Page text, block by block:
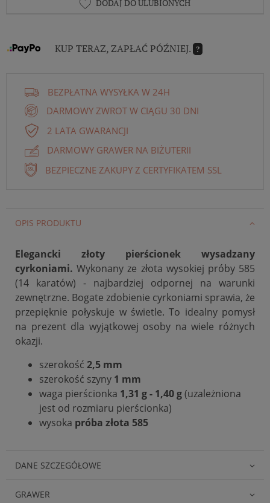
DODAJ DO ULUBIONYCH
KUP TERAZ, ZAPŁAĆ PÓŹNIEJ. ?
BEZPŁATNA WYSYŁKA W 24H
DARMOWY ZWROT W CIĄGU 30 DNI
2 LATA GWARANCJI
DARMOWY GRAWER NA BIŻUTERII
BEZPIECZNE ZAKUPY Z CERTYFIKATEM SSL
OPIS PRODUKTU
Elegancki złoty pierścionek wysadzany
cyrkoniami. Wykonany ze złota wysokiej próby 585
(14 karatów) - najbardziej odpornej na warunki
zewnętrzne. Bogate zdobienie cyrkoniami sprawia, że
przepięknie połyskuje w świetle. To idealny pomysł
na prezent dla wyjątkowej osoby na wiele różnych
okazji.
szerokość 2,5 mm
szerokość szyny 1 mm
waga pierścionka 1,31 g - 1,40 g(uzależniona
jest od rozmiaru pierścionka)
wysoka próba złota 585
DANE SZCZEGÓŁOWE
GRAWER